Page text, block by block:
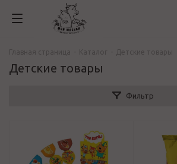
Детские товары
Фильтр